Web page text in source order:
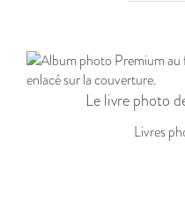
Le livre photo
Livres